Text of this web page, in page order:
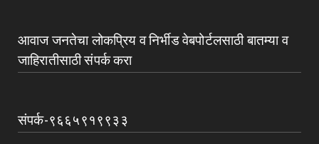
UNCATEGORIZED
देवळाली प्रवराच्या शेटेवाडी येथील विठ्ठल खांदे यांचे
आवाज जनतेचा लोकप्रिय व निर्भीड वेबपोर्टलसाठी बातम्या व
जाहिरातीसाठी संपर्क करा
संपर्क-९६६५९१९९३३